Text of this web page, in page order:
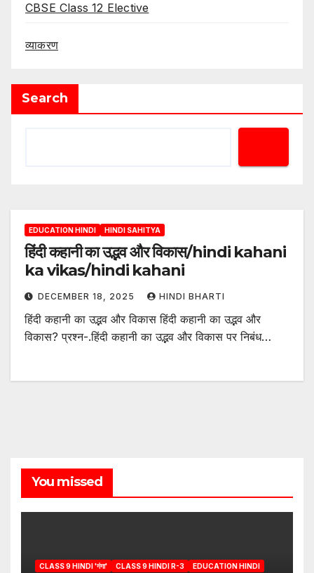
CBSE Class 12 Elective
व्याकरण
Search
EDUCATION HINDI HINDI SAHITYA
हिंदी कहानी का उद्भव और विकास/hindi kahani
ka vikas/hindi kahani
DECEMBER 18, 2025 HINDI BHARTI
हिंदी कहानी का उद्भव और विकास हिंदी कहानी का उद्भव और
विकास? प्रश्न-.हिंदी कहानी का उद्भव और विकास पर निबंध…
You missed
CLASS 9 HINDI 'गंगा' CLASS 9 HINDI R-3 EDUCATION HINDI